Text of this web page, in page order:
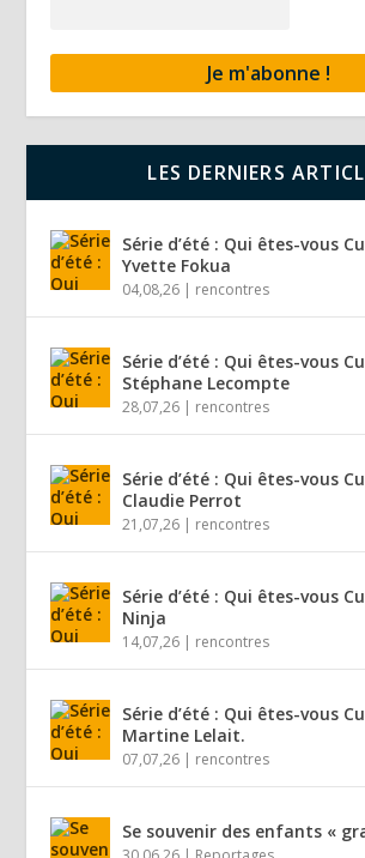
LES DERNIERS
Série d’été : Qui êtes-vous
Yvette Fokua
04,08,26 | rencontres
Série d’été : Qui êtes-vous
Stéphane Lecompte
28,07,26 | rencontres
Série d’été : Qui êtes-vous
Claudie Perrot
21,07,26 | rencontres
Série d’été : Qui êtes-vous
Ninja
14,07,26 | rencontres
Série d’été : Qui êtes-vous
Martine Lelait.
07,07,26 | rencontres
Se souvenir des enfants «